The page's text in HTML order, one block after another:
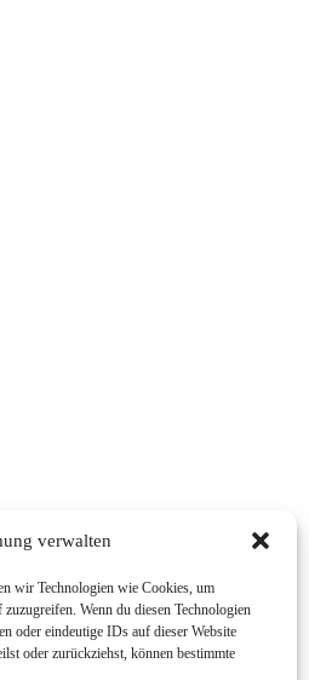
verwalten
wir Technologien wie Cookies, um
Wenn du diesen Technologien
oder eindeutige IDs auf dieser Website
oder zurückziehst, können bestimmte